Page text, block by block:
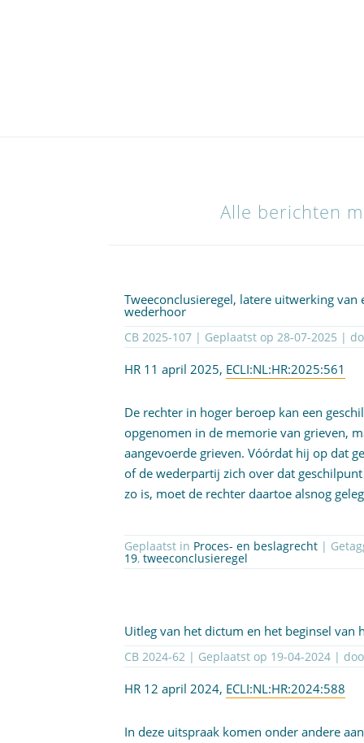
Alle berichten
Tweeconclusieregel, latere uitwerking
wederhoor
CB 2025-107 | Geplaatst op28-07-2025 |
HR 11 april 2025, ECLI:NL:HR:2025:561
De rechter in hoger beroep kan een
opgenomen in de memorie van grieven,
aangevoerde grieven. Vóórdat hij op dat
of de wederpartij zich over dat
zo is, moet de rechter daartoe alsnog
Geplaatst in Proces- en beslagrecht |
19,tweeconclusieregel
Uitleg van het dictum en het beginsel van
CB 2024-62 | Geplaatst op 19-04-2024 |
HR 12 april 2024, ECLI:NL:HR:2024:588
In deze uitspraak komen onder andere